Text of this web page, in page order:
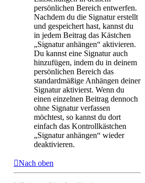
persönlichen Bereich entwerfen.
Nachdem du die Signatur erstellt
und gespeichert hast, kannst du
in jedem Beitrag das Kästchen
„Signatur anhängen“ aktivieren.
Du kannst eine Signatur auch
hinzufügen, indem du in deinem
persönlichen Bereich das
standardmäßige Anhängen deiner
Signatur aktivierst. Wenn du
einen einzelnen Beitrag dennoch
ohne Signatur verfassen
möchtest, so kannst du dort
einfach das Kontrollkästchen
„Signatur anhängen“ wieder
deaktivieren.
Nach oben